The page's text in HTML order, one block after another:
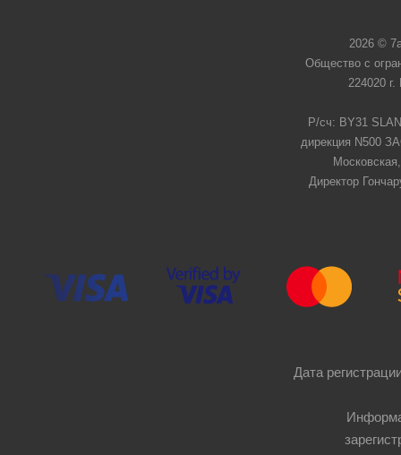
2026 ©
Общество с
224020
Р/сч: BY31
дирекция N500
Директор
Дата